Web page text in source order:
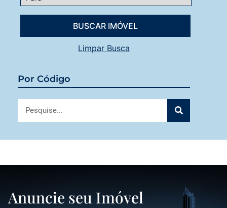
Limpar Busca
Por Código
Anuncie seu Imóvel